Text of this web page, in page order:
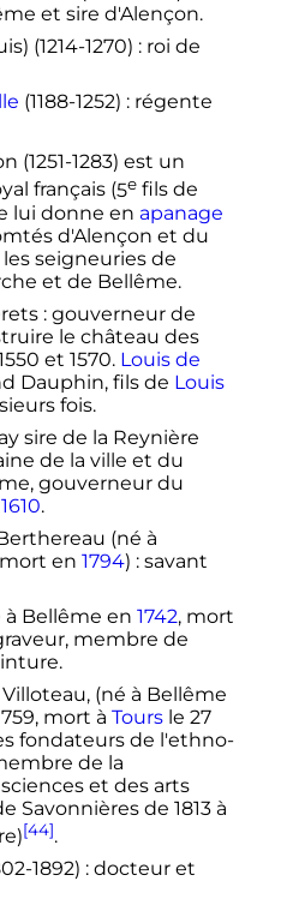
et sire d'Alençon.
(1214-1270) : roi de
(1188-1252) : régente
(1251-1283) est un
français (5e filsde
lui donne en apanage
d'Alençon et du
seigneuries de
et de Bellême.
: gouverneur de
le château des
et 1570. Louis de
Dauphin, fils de Louis
fois.
sire de la Reynière
de la ville et du
gouverneur du
1610.
(né à
en 1794) : savant
à Bellême en 1742, mort
membre de
(né à Bellême
, mort à Toursle 27
fondateurs de l'ethno-
de la
et des arts
Savonnières de 1813 à
[44].
1892) : docteur et